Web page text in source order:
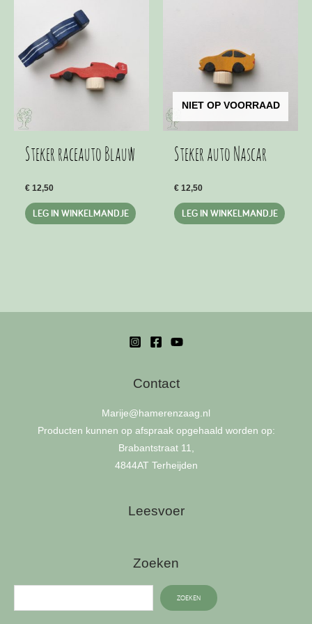
Steker raceauto Blauw
€ 12,50
LEG IN WINKELMANDJE
NIET OP VOORRAAD
Steker auto Nascar
€ 12,50
LEG IN WINKELMANDJE
Contact
Marije@hamerenzaag.nl
Producten kunnen op afspraak opgehaald worden op:
Brabantstraat 11,
4844AT Terheijden
Leesvoer
Zoeken
ZOEKEN